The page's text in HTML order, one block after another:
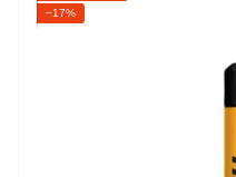
−17%